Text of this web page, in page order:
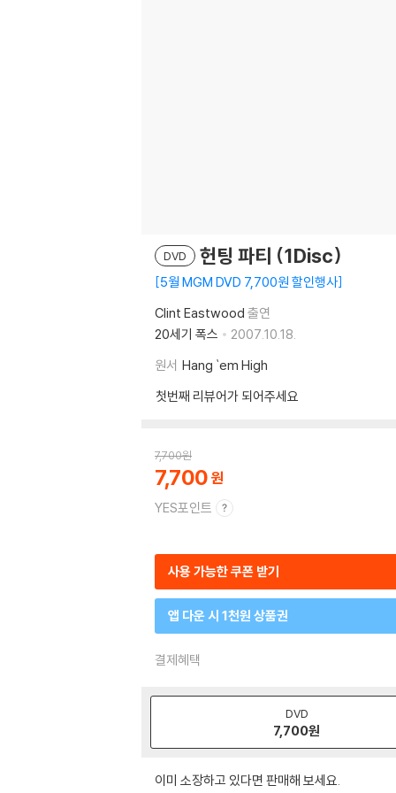
DVD 헌팅 파티 (1Disc)
5월 MGM DVD 7,700원 할인행사
Clint Eastwood 출연
20세기 폭스
2007.10.18.
원서 Hang `em High
첫번째 리뷰어가 되어주세요
7,700원
7,700
YES포인트
사용 가능한 쿠폰 받기
앱 다운 시 1천원 상품권
결제혜택
DVD
7,700원
이미 소장하고 있다면 판매해 보세요.